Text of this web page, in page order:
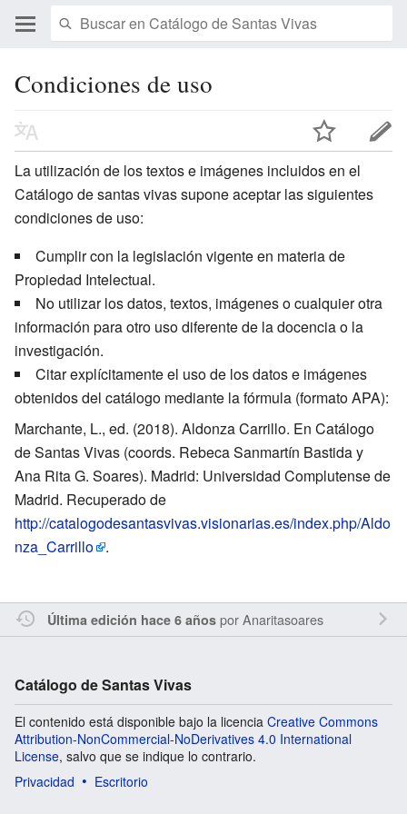
Condiciones de uso
La utilización de los textos e imágenes incluidos en el
Catálogo de santas vivas supone aceptar las siguientes
condiciones de uso:
Cumplir con la legislación vigente en materia de
Propiedad Intelectual.
No utilizar los datos, textos, imágenes o cualquier otra
información para otro uso diferente de la docencia o la
investigación.
Citar explícitamente el uso de los datos e imágenes
obtenidos del catálogo mediante la fórmula (formato APA):
Marchante, L., ed. (2018). Aldonza Carrillo. En Catálogo
de Santas Vivas (coords. Rebeca Sanmartín Bastida y
Ana Rita G. Soares). Madrid: Universidad Complutense de
Madrid. Recuperado de
http://catalogodesantasvivas.visionarias.es/index.php/Aldo
nza_Carrillo
.
Última edición hace 6 añosporAnaritasoares
Catálogo de Santas Vivas
El contenido está disponible bajo la licencia Creative Commons
Attribution-NonCommercial-NoDerivatives 4.0 International
License, salvo que se indique lo contrario.
Privacidad
Escritorio